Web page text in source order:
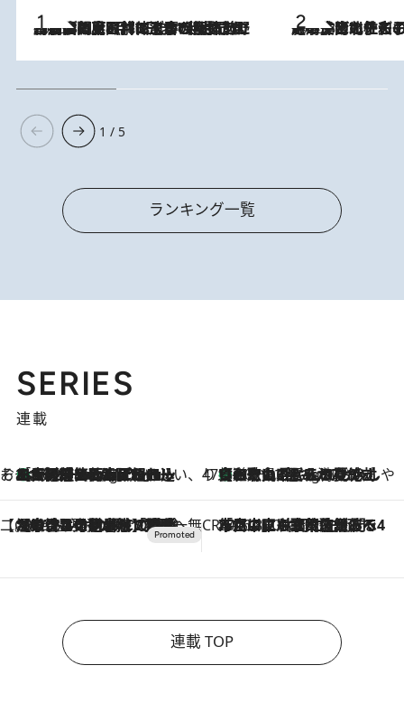
2026.8.8
「最後に見られてよかった」上野動物園の東園パンダ舎が解体前に特別公開。8月16日まで延長されたパネル展と共に辿る“半世紀”のパンダ飼育《解体工事の図面あり》 2026.8.3
《「文士の子ども被害者の会」発足！》阿川佐和子（72）が語る遠藤周作に北杜夫、劇作家・矢代静一の子どもたちの“文豪プライベート事件簿”
1 / 5
ランキング一覧
SERIES
連載
そおだよおこの関西おいしい、おやつ紀行10 Hours Ago
［大阪府箕面市］一皿一皿目の前で仕上げられる、料理を巧みに組み込んだアシェットデセールコース「ミチル アシェット デセール（Michiru assiette dessert）」 47都道府県の手みやげ ひんやりスイーツで夏を満喫
10 Hours Ago
【和歌山県】この夏絶対食べたい 冷やしておいしいおやつ3選 みかんがごろっと丸ごと入ったジュレ
【CREA×星野リゾート】唯一無二。癒しと発見が待つ場所へ
2026.8.7
【トンボの足水浴】ヒノキの香りに包まれて涼感マックス！約13℃の湧水かけ流しを避暑地「星野温泉 トンボの湯」で体験 CREA'S CHOICE
2026.8.7
「立川にも歌舞伎があるんだよ」 片岡仁左衛門・市川中車ら豪華座組みで4年目の立川立飛歌舞伎へ
連載 TOP